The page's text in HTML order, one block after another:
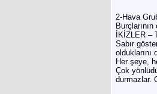
2-Hava
İKİZLER –
Sabır
olduklarını
Her şeye,
Çok
durmazlar.